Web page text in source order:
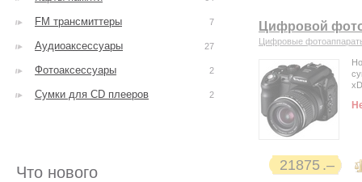
Цифровой
Цифровые
21875
FM трансмиттеры 7
Аудиоаксессуары 27
Фотоаксессуары 2
Сумки для CD плееров 2
Что нового